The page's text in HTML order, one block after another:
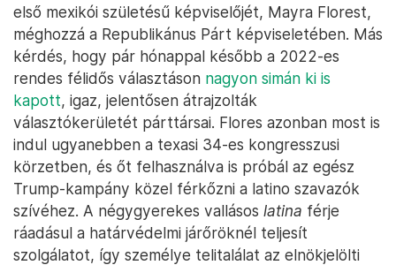
első mexikói születésű képviselőjét, Mayra Florest,
méghozzá a Republikánus Párt képviseletében. Más
kérdés, hogy pár hónappal később a 2022-es
rendes félidős választáson nagyon simán ki is
kapott, igaz, jelentősen átrajzolták
választókerületét párttársai. Flores azonban most is
indul ugyanebben a texasi 34-es kongresszusi
körzetben, és őt felhasználva is próbál az egész
Trump-kampány közel férkőzni a latino szavazók
szívéhez. A négygyerekes vallásos latina férje
ráadásul a határvédelmi járőröknél teljesít
szolgálatot, így személye telitalálat az elnökjelölti